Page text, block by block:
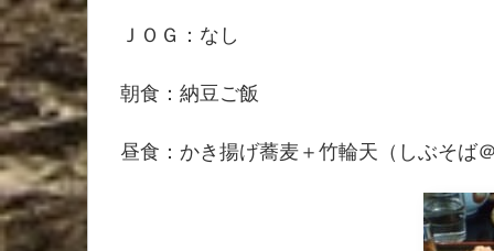
ＪＯＧ：なし
朝食：納豆ご飯
昼食：かき揚げ蕎麦＋竹輪天（しぶそば